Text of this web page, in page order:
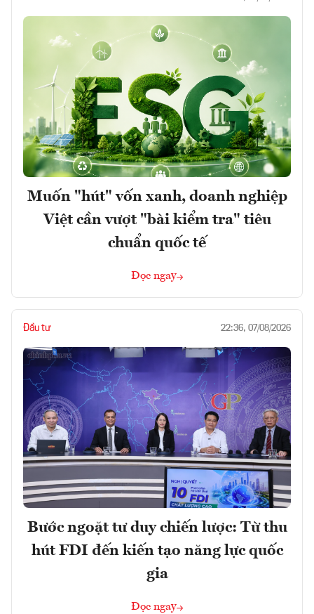
Muốn "hút" vốn xanh, doanh nghiệp
Việt cần vượt "bài kiểm tra" tiêu
chuẩn quốc tế
Đọc ngay
Đầu tư 22:36, 07/08/2026
Bước ngoặt tư duy chiến lược: Từ thu
hút FDI đến kiến tạo năng lực quốc
gia
Đọc ngay